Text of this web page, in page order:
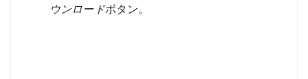
ウンロードボタン。